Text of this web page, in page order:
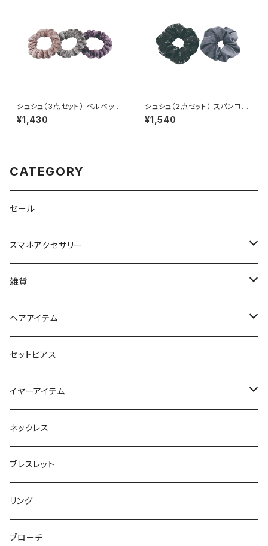
シュシュ（3点セット） ベルベット
HHS0649-PK（ピンク）
¥1,430
シュシュ（2点セット） スパンコー
ル HHS0651-BK（ブラック）
¥1,540
CATEGORY
セール
スマホアクセサリー
iPhoneケース
スマホリング＆グリップ
マルチショルダー
雑貨
ポーチ
マチ付きポーチ
フラットポーチ
スマートキーポーチ
チャーム / カラビナ
ウォレット / 財布
トートバッグ
パスケース
ミラー
ヘアアイテム
静電気軽減ヘアブレスレット
ポニーフック
テールクラッチ
シュシュット
キープスタイラー
ヘアピン
セットピアス
イヤーアイテム
ステンレスピアス
ピアス
イヤリング
セットピアス
ネックレス
ブレスレット
リング
ブローチ